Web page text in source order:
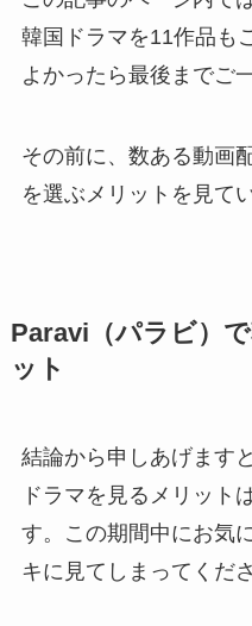
韓国ドラマを11作品も
よかったら最後までご
その前に、数ある動画
を選ぶメリットを見て
Paravi（パラビ）
ット
結論から申しあげます
ドラマを見るメリット
す。この期間中にお気
キに見てしまってくだ